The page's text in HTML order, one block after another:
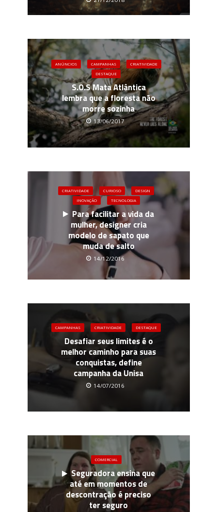
ANÚNCIOS CAMPANHAS
CRIATIVIDADE
DESTAQUE
S.O.S Mata Atlântica
lembra que a floresta não
morre sozinha
13/06/2017
CRIATIVIDADE CURIOSO
DESIGN
INOVAÇÃO
TECNOLOGIA
Para facilitar a vida da
mulher, designer cria
modelo de sapato que
muda de salto
14/12/2016
CAMPANHAS CRIATIVIDADE DESTAQUE
Desafiar seus limites é o
melhor caminho para suas
conquistas, define
campanha da Unisa
14/07/2016
COMERCIAL
Seguradora ensina que
até em momentos de
descontração é preciso
ter seguro